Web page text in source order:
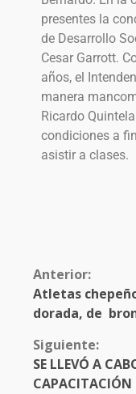
presentes la
de Desarrollo
Cesar Garrott.
años, el
manera
Ricardo
condiciones a
asistir a clases.
Anterior:
Atletas
dorada, de
Siguiente:
SE LLEVÓ A
CAPACITACIÓN